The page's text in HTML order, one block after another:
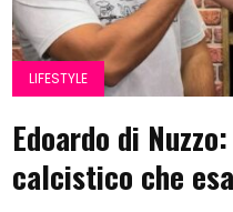
LIFESTYLE
Edoardo di
calcistico che